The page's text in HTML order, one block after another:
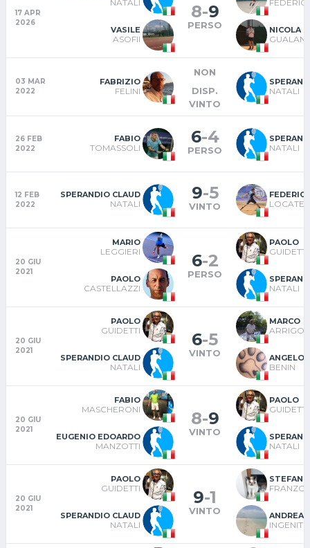
17 APR
2026
NATALI
VASILE
ASOFII
8-9
PERSO
FEDERICI
NICOLA
03 MAR
2022
FABRIZIO
FELINI
NON
DISP.
VINTO
NATALI
26 FEB
2022
FABIO
TOMASSOLI
6-4
PERSO NATALI
12 FEB
2022
SPERANDIO CLAUD
NATALI
9-5
VINTO
20 GIU
2021
MARIO
LEGGIERI
PAOLO
CASTELLAZZI
6-2
PERSO
PAOLO
GUIDETTI
NATALI
20 GIU
2021
PAOLO
GUIDETTI
SPERANDIO CLAUD
NATALI
6-5
VINTO
MARCO
ANGELO
BENIN
20 GIU
2021
FABIO
MASCHERONI
EUGENIO EDOARDO
MANZOTTI
8-9
VINTO
PAOLO
GUIDETTI
NATALI
20 GIU
2021
PAOLO
GUIDETTI
SPERANDIO CLAUD
NATALI
9-1
VINTO
STEFANO
ANDREA
INGENITO